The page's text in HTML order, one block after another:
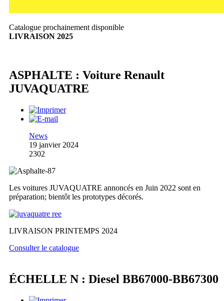
Catalogue prochainement disponible
LIVRAISON 2025
ASPHALTE : Voiture Renault
JUVAQUATRE
News
19 janvier 2024
2302
Les voitures JUVAQUATRE annoncés en Juin 2022 sont en
préparation; bientôt les prototypes décorés.
LIVRAISON PRINTEMPS 2024
Consulter le catalogue
ÉCHELLE N : Diesel BB67000-BB67300